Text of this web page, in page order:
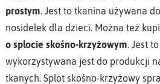
prostym. Jest to tkanina używana
nosidełek dla dzieci. Można też
o splocie skośno-krzyżowym. Jest
wykorzystywana jest do produkcji
tkanych. Splot skośno-krzyżowy